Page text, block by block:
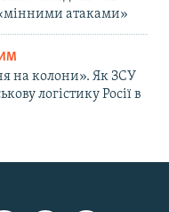
атаками»
на колони». Як ЗСУ
логістику Росії в